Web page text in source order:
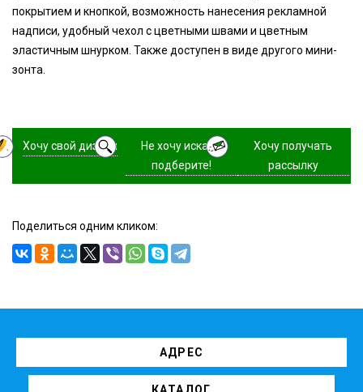
покрытием и кнопкой, возможность нанесения рекламной
надписи, удобный чехол с цветными швами и цветным
эластичным шнурком. Также доступен в виде другого мини-
зонта.
Хочу свой дизайн
Не хочу искать,
подберите!
Хочу получать
рассылку
Поделиться одним кликом:
АДРЕС